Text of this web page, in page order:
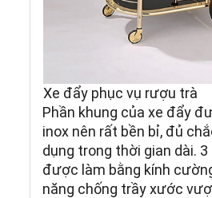
Xe đẩy phục vụ rượu trà
Phần khung của xe đẩy
inox nên rất bền bỉ, đủ
dụng trong thời gian dài.
được làm bằng kính
năng chống trầy xước